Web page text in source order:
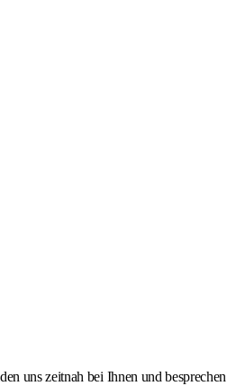
uns zeitnah bei Ihnen und